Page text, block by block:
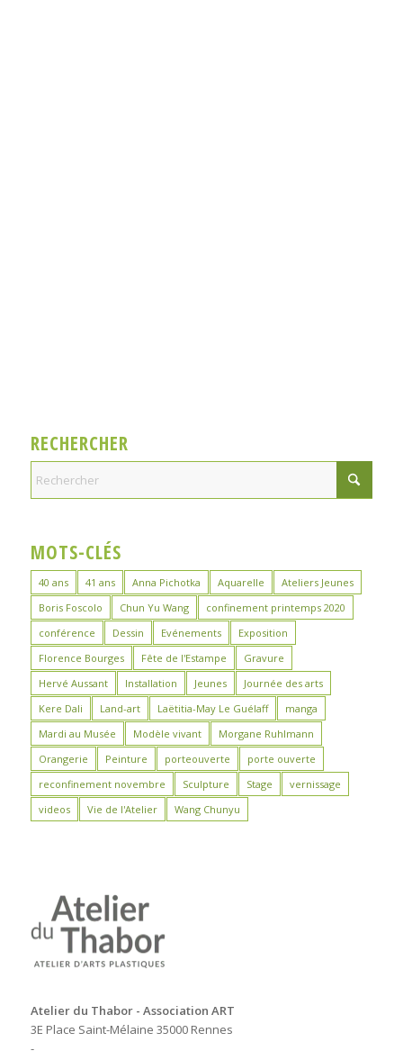
RECHERCHER
MOTS-CLÉS
40 ans 41 ans Anna Pichotka Aquarelle
Ateliers Jeunes
Boris Foscolo
Chun Yu Wang
confinement printemps 2020
conférence
Dessin Evénements
Exposition
Florence Bourges
Fête de l'Estampe
Gravure
Hervé Aussant
Installation Jeunes
Journée des arts
Kere Dali
Land-art Laëtitia-May Le Guélaff
manga
Mardi au Musée
Modèle vivant
Morgane Ruhlmann
Orangerie
Peinture porteouverte
porte ouverte
reconfinement novembre
Sculpture Stage
vernissage
videos
Vie de l'Atelier Wang Chunyu
Atelier du Thabor - Association ART
3E Place Saint-Mélaine 35000 Rennes
-